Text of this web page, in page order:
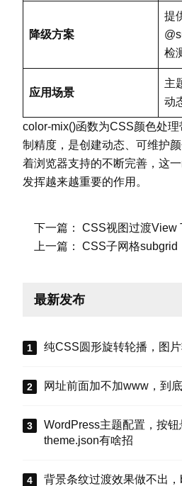
</
降级方案
提
检
应用场景
主
动
color-mix()函数为CSS颜色处
制精度，是创建动态、可维护
着浏览器支持的不断完善，这
发挥越来越重要的作用。
下一篇：
CSS视图过渡View
上一篇：
CSS子网格subgrid
最新发布
纯CSS圆形旋转轮播，图
网址前面加不加www，到
WordPress主题配置，按钮
theme.json有啥招
背景条纹过渡效果做不出